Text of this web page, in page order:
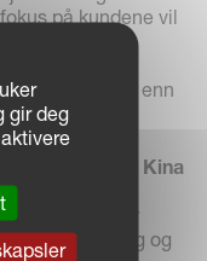
på kundene vil
som
det
på for mer enn
i Russland og Kina
i
og viser
et langsiktig og
gir deg